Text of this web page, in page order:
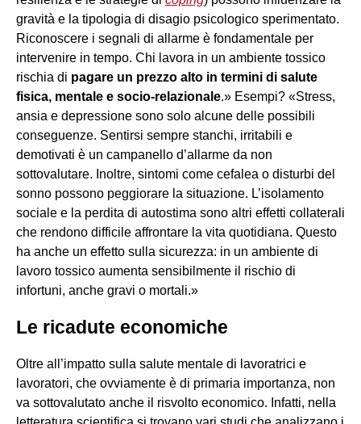
gravità e la tipologia di disagio psicologico sperimentato.
Riconoscere i segnali di allarme è fondamentale per
intervenire in tempo. Chi lavora in un ambiente tossico
rischia di pagare un prezzo alto in termini di salute
fisica, mentale e socio-relazionale.» Esempi? «Stress,
ansia e depressione sono solo alcune delle possibili
conseguenze. Sentirsi sempre stanchi, irritabili e
demotivati è un campanello d’allarme da non
sottovalutare. Inoltre, sintomi come cefalea o disturbi del
sonno possono peggiorare la situazione. L’isolamento
sociale e la perdita di autostima sono altri effetti collaterali
che rendono difficile affrontare la vita quotidiana. Questo
ha anche un effetto sulla sicurezza: in un ambiente di
lavoro tossico aumenta sensibilmente il rischio di
infortuni, anche gravi o mortali.»
Le ricadute economiche
Oltre all’impatto sulla salute mentale di lavoratrici e
lavoratori, che ovviamente è di primaria importanza, non
va sottovalutato anche il risvolto economico. Infatti, nella